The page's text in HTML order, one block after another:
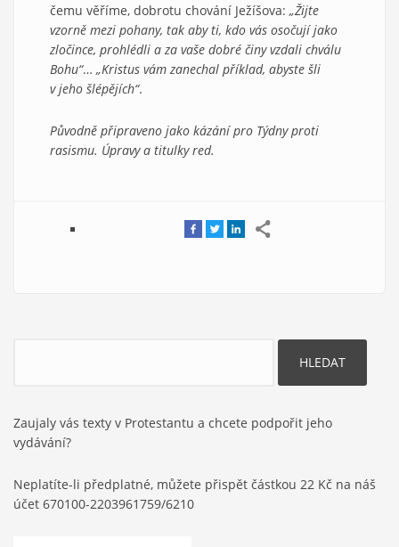
čemu věříme, dobrotu chování Ježíšova: „Žijte
vzorně mezi pohany, tak aby ti, kdo vás osočují jako
zločince, prohlédli a za vaše dobré činy vzdali chválu
Bohu“… „Kristus vám zanechal příklad, abyste šli
v jeho šlépějích“.
Původně připraveno jako kázání pro Týdny proti
rasismu. Úpravy a titulky red.
Zaujaly vás texty v Protestantu a chcete podpořit jeho
vydávání?
Neplatíte-li předplatné, můžete přispět částkou 22 Kč na náš
účet 670100-2203961759/6210